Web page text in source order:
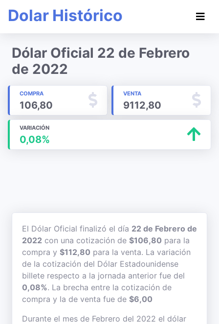
Dolar Histórico
Dólar Oficial 22 de Febrero
de 2022
COMPRA
106,80
VENTA
9112,80
VARIACIÓN
0,08%
El Dólar Oficial finalizó el día 22 de Febrero de
2022 con una cotización de $106,80 para la
compra y $112,80 para la venta. La variación
de la cotización del Dólar Estadounidense
billete respecto a la jornada anterior fue del
0,08%. La brecha entre la cotización de
compra y la de venta fue de $6,00
Durante el mes de Febrero del 2022 el dólar